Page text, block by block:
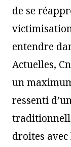
de se
entendre
Actuelles,
un
ressenti
droites